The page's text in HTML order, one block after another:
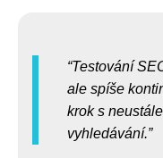
Testování
ale spíše
krok s
vyhledávání.